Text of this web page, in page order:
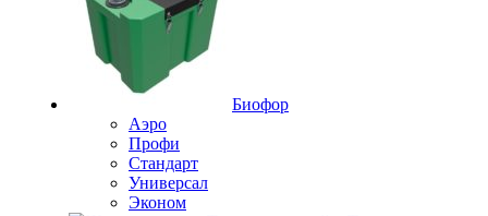
Биофор
Аэро
Профи
Стандарт
Универсал
Эконом